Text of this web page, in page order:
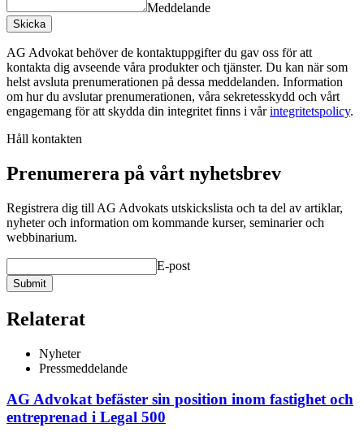
Meddelande
Skicka
AG Advokat behöver de kontaktuppgifter du gav oss för att
kontakta dig avseende våra produkter och tjänster. Du kan när som
helst avsluta prenumerationen på dessa meddelanden. Information
om hur du avslutar prenumerationen, våra sekretesskydd och vårt
engagemang för att skydda din integritet finns i vårintegritetspolicy.
Håll kontakten
Prenumerera på vårt nyhetsbrev
Registrera dig till AG Advokats utskickslista och ta del av artiklar,
nyheter och information om kommande kurser, seminarier och
webbinarium.
E-post
Submit
Relaterat
Nyheter
Pressmeddelande
AG Advokat befäster sin position inom fastighet och
entreprenad i Legal 500